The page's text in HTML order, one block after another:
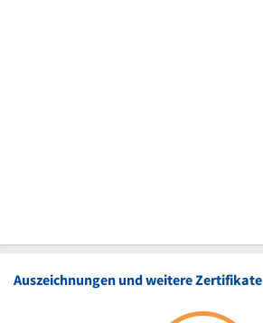
Auszeichnungen und weitere Zertifikate